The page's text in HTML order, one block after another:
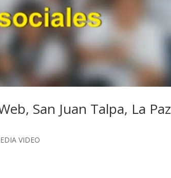
San Juan Talpa, La
VIDEO